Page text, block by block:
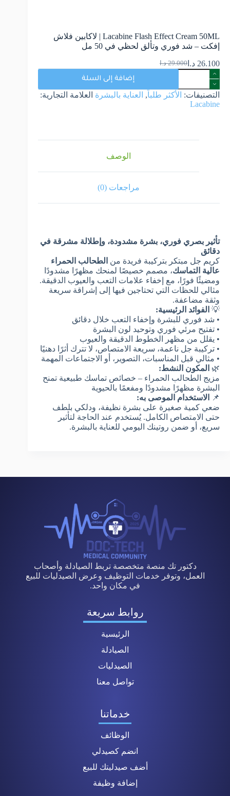
Lacabine Flash Effect Cream 50ML | لاكابين فلاش
إفكت – شد فوري وتألق لحظي في 50 مل
29.000 د.ا 26.100 د.ا
إضافة إلى السلة
التصنيفات: الأكثر طلباً, العناية بالبشرة العلامة التجارية:
Lacabine
الوصف
مراجعات (0)
تأثير بصري فوري، بشرة مشدودة، وإطلالة مشرقة في
دقائق
كريم جل مبتكر بتركيبة فريدة من الطحالب الحمراء
عالية التماسك، مصمم خصيصًا لمنحك مظهرًا مشدودًا
ومضيئًا فورًا، مع إخفاء علامات التعب والعيوب الدقيقة.
مثالي للحظات التي تحتاجين فيها إلى إشراقة سريعة
وثقة مضاعفة.
💡 الفوائد الرئيسية:
• شد فوري للبشرة وإخفاء التعب خلال دقائق
• تفتيح مرئي فوري وتوحيد لون البشرة
• يقلل من مظهر الخطوط الدقيقة والعيوب
• تركيبة جل ناعمة، سريعة الامتصاص، لا تترك أثرًا دهنيًا
• مثالي قبل المناسبات، التصوير، أو الاجتماعات المهمة
🌿 المكون النشط:
مزيج الطحالب الحمراء – خصائص تماسك طبيعية تمنح
البشرة مظهرًا مشدودًا ومفعمًا بالحيوية
📌
الاستخدام الموصى به:
ضعي كمية صغيرة على بشرة نظيفة، ودلكي بلطف
حتى الامتصاص الكامل. يُستخدم عند الحاجة لتأثير
سريع، أو ضمن روتينك اليومي للعناية بالبشرة.
دكتور تك منصة متخصصة تربط الصيادلة وأصحاب
العمل، وتوفر خدمات التوظيف وعرض الصيدليات للبيع
في مكان واحد.
روابط سريعة
الرئيسية
الصيادلة
الصيدليات
تواصل معنا
خدماتنا
الوظائف
انضم كصيدلي
أضف صيدليتك للبيع
إضافة وظيفة